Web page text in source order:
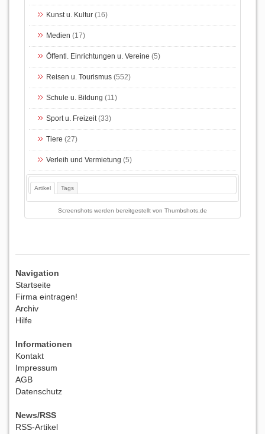
Kunst u. Kultur (16)
Medien (17)
Öffentl. Einrichtungen u. Vereine (5)
Reisen u. Tourismus (552)
Schule u. Bildung (11)
Sport u. Freizeit(33)
Tiere (27)
Verleih und Vermietung (5)
Artikel Tags
Screenshots werden bereitgestellt von Thumbshots.de
Navigation
Startseite
Firma eintragen!
Archiv
Hilfe
Informationen
Kontakt
Impressum
AGB
Datenschutz
News/RSS
RSS-Artikel